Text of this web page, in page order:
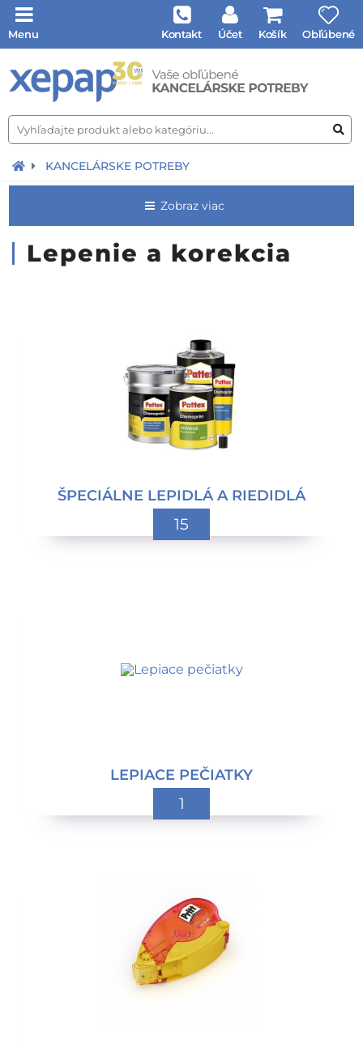
Menu Kontakt Účet Košík Obľúbené
KANCELÁRSKE POTREBY
Zobraz viac
Lepenie a korekcia
ŠPECIÁLNE LEPIDLÁ A RIEDIDLÁ
15
LEPIACE PEČIATKY
1